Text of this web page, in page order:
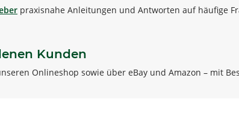
praxisnahe Anleitungen und Antworten auf häufige
Kunden
Onlineshop sowie über eBay und Amazon – mit